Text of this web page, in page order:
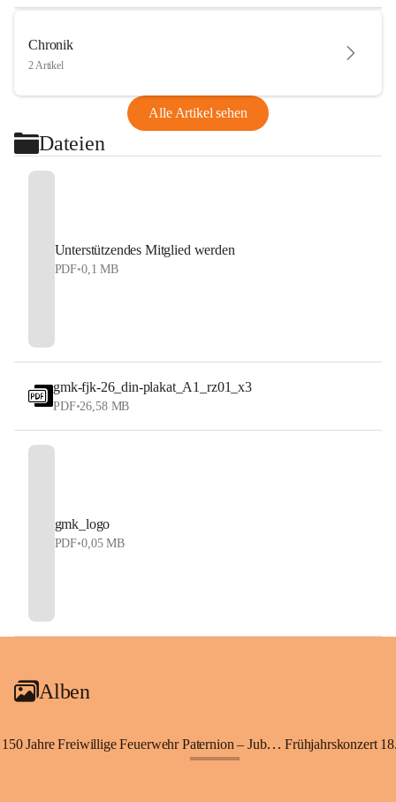
Chronik
2 Artikel
Alle Artikel sehen
Dateien
Unterstützendes Mitglied werden
PDF•0,1 MB
gmk-fjk-26_din-plakat_A1_rz01_x3
PDF•26,58 MB
gmk_logo
PDF•0,05 MB
Alben
150 Jahre Freiwillige Feuerwehr Paternion – Jubiläumsfest Frühjahrskonzert